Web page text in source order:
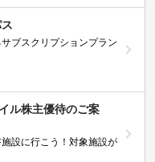
ブスクリプションプラン
ル株主優待のご案
設に行こう！対象施設が